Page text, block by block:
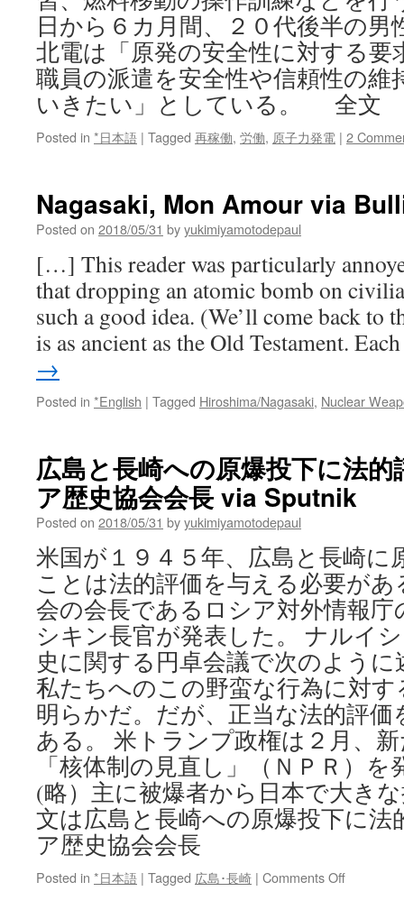
日から６カ月間、２０代後半の男
北電は「原発の安全性に対する
職員の派遣を安全性や信頼性の維
いきたい」としている。 全文
Posted in *日本語 | Tagged 再稼働, 労働, 原子力発電 | 2
Nagasaki, Mon Amour via
Posted on 2018/05/31 byyukimiyamotodepaul
[…] This reader was particularly
that dropping an atomic bomb on
such a good idea. (We’ll come back to
is as ancient as the Old Testament.
→
Posted in *English | Tagged Hiroshima/Nagasaki, Nuclear
広島と長崎への原爆投下に法
ア歴史協会会長 via Sputnik
Posted on 2018/05/31 byyukimiyamotodepaul
米国が１９４５年、広島と長崎に
ことは法的評価を与える必要が
会の会長であるロシア対外情報
シキン長官が発表した。 ナルイ
史に関する円卓会議で次のよう
私たちへのこの野蛮な行為に対
明らかだ。だが、正当な法的評
ある。 米トランプ政権は２月、
「核体制の見直し」（ＮＰＲ）
(略）主に被爆者から日本で大き
文は広島と長崎への原爆投下に法
ア歴史協会会長
Posted in *日本語 | Tagged 広島･長崎 | Comments Offon